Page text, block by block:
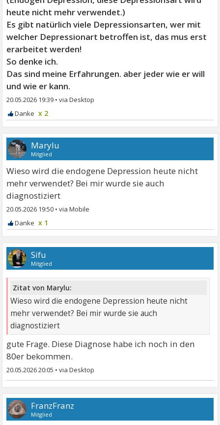
heute nicht mehr verwendet.)
Es gibt natürlich viele Depressionsarten, wer mit
welcher Depressionart betroffen ist, das mus erst
erarbeitet werden!
So denke ich.
Das sind meine Erfahrungen. aber jeder wie er will
und wie er kann.
20.05.2026 19:39 •
x 2
Marylu
Mitglied
Wieso wird die endogene Depression heute nicht
mehr verwendet? Bei mir wurde sie auch
diagnostiziert
20.05.2026 19:50 •
x 1
Sifu
Mitglied
Zitat von Marylu:
Wieso wird die endogene Depression heute nicht
mehr verwendet? Bei mir wurde sie auch
diagnostiziert
gute Frage. Diese Diagnose habe ich noch in den
80er bekommen.
20.05.2026 20:05 •
FranzFranz
Mitglied